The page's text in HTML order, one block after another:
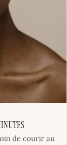
de courir au